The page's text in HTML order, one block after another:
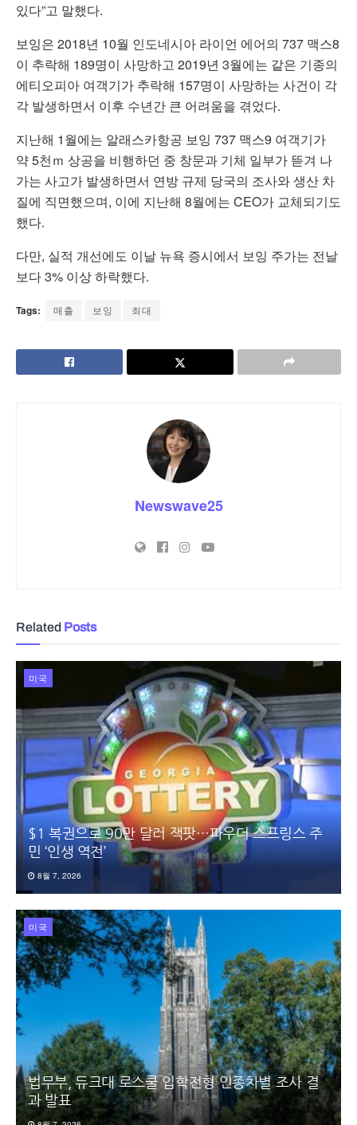
있다”고 말했다.
보잉은 2018년 10월 인도네시아 라이언 에어의 737 맥스8
이 추락해 189명이 사망하고 2019년 3월에는 같은 기종의
에티오피아 여객기가 추락해 157명이 사망하는 사건이 각
각 발생하면서 이후 수년간 큰 어려움을 겪었다.
지난해 1월에는 알래스카항공 보잉 737 맥스9 여객기가
약 5천ｍ 상공을 비행하던 중 창문과 기체 일부가 뜯겨 나
가는 사고가 발생하면서 연방 규제 당국의 조사와 생산 차
질에 직면했으며, 이에 지난해 8월에는 CEO가 교체되기도
했다.
다만, 실적 개선에도 이날 뉴욕 증시에서 보잉 주가는 전날
보다 3% 이상 하락했다.
Tags: 매출 보잉 최대
Newswave25
Related Posts
미국
$1 복권으로 90만 달러 잭팟…파우더 스프링스 주
민 ‘인생 역전’
8월 7, 2026
미국
법무부, 듀크대 로스쿨 입학전형 인종차별 조사 결
과 발표